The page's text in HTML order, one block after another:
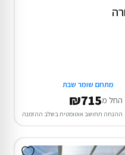
מתחם שומר שבת
החל מ₪715
ההנחה תחושב אוטומטית בשלב ההזמנה